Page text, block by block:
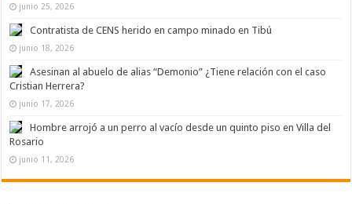
junio 25, 2026
Contratista de CENS herido en campo minado en Tibú
junio 18, 2026
Asesinan al abuelo de alias “Demonio” ¿Tiene relación con el caso
Cristian Herrera?
junio 17, 2026
Hombre arrojó a un perro al vacío desde un quinto piso en Villa del
Rosario
junio 11, 2026